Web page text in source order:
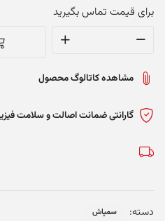
برای قیمت تماس بگیرید
لوشانگ
-
عدد
مشاهده کاتالوگ محصول
گارانتی ضمانت اصالت و سلامت
دسته: سمپاش